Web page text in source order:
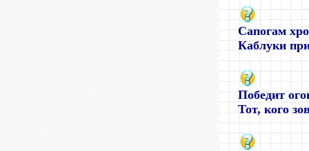
Сапогам
Каблуки
Победит
Тот, кого